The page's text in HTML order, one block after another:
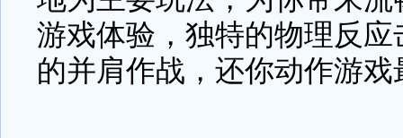
游戏体验，独特的物理反
的并肩作战，还你动作游